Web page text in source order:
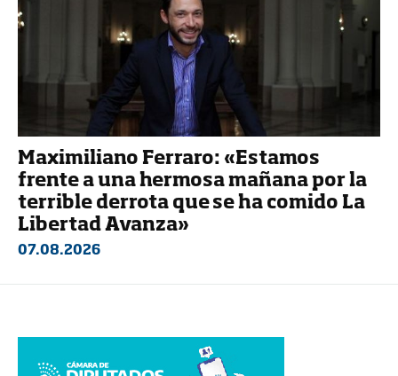
Maximiliano Ferraro: «Estamos
frente a una hermosa mañana por la
terrible derrota que se ha comido La
Libertad Avanza»
07.08.2026